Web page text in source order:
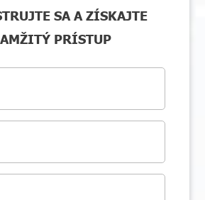
SA A ZÍSKAJTE
PRÍSTUP